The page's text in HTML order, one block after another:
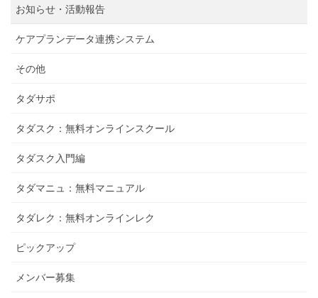
お知らせ・活動報告
ケアプランデータ連携システム
その他
タダサポ
タダスク：無料オンラインスクール
タダスク入門編
タダマニュ：無料マニュアル
タダレク：無料オンラインレク
ピックアップ
メンバー募集